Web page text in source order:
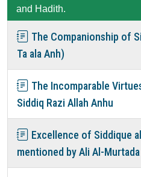
and Hadith.
The Companionship of
Ta ala Anh)
The Incomparable
Siddiq Razi Allah Anhu
Excellence of Siddique
mentioned by Ali Al-